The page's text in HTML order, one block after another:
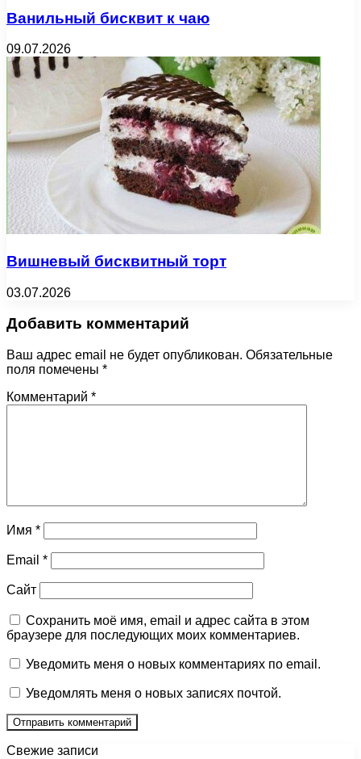
Ванильный бисквит к чаю
09.07.2026
Вишневый бисквитный торт
03.07.2026
Добавить комментарий
Ваш адрес email не будет опубликован. Обязательные
поля помечены *
Комментарий *
Имя *
Email *
Сайт
Сохранить моё имя, email и адрес сайта в этом
браузере для последующих моих комментариев.
Уведомить меня о новых комментариях по email.
Уведомлять меня о новых записях почтой.
Свежие записи